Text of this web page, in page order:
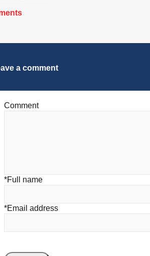
a comment
Comment
*Full name
*Email address